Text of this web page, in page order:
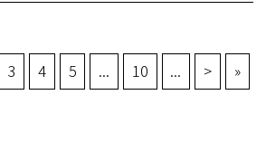
3 4 5 ... 10 ... > »